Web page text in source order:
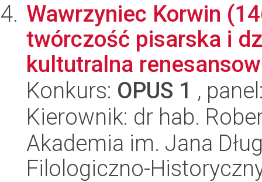
Wawrzyniec Korwin
twórczość pisarska i
kultutralna
Konkurs: OPUS 1 ,
Kierownik: dr hab.
Akademia im. Jana
Filologiczno-